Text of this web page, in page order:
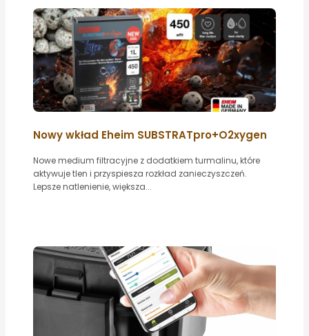
Nowy wkład Eheim SUBSTRATpro+O2xygen
Nowe medium filtracyjne z dodatkiem turmalinu, które
aktywuje tlen i przyspiesza rozkład zanieczyszczeń.
Lepsze natlenienie, większa...